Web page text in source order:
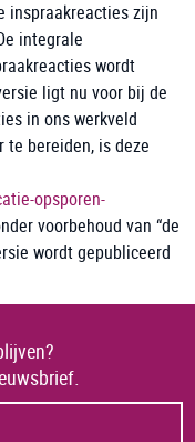
inspraakreacties zijn
integrale
wordt
ligt nu voor bij de
in ons werkveld
te bereiden, is deze
opsporen-
voorbehoud van “de
wordt gepubliceerd